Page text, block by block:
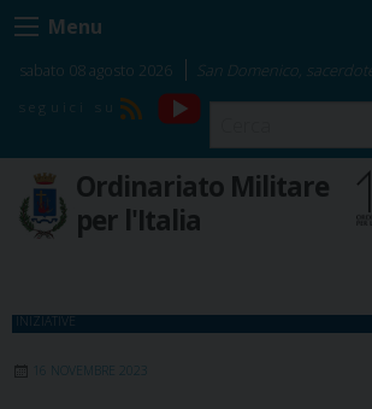
Skip
to
content
Menu
sabato 08 agosto 2026 San Domenico, sacerdote
RSS
YouTube
Ordinariato Militare
per l'Italia
INIZIATIVE
16 NOVEMBRE 2023